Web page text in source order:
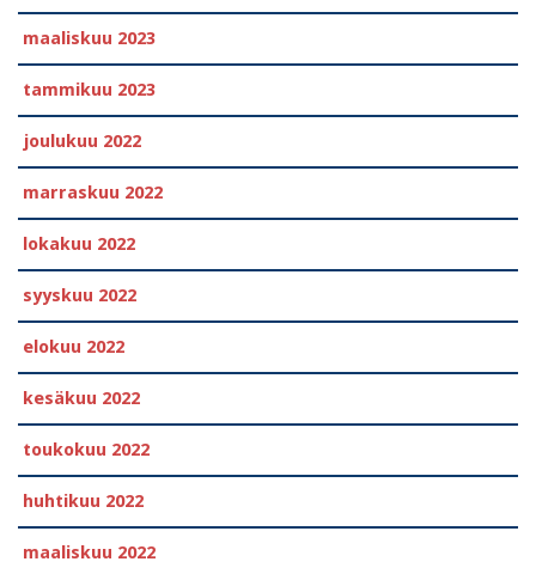
maaliskuu 2023
tammikuu 2023
joulukuu 2022
marraskuu 2022
lokakuu 2022
syyskuu 2022
elokuu 2022
kesäkuu 2022
toukokuu 2022
huhtikuu 2022
maaliskuu 2022